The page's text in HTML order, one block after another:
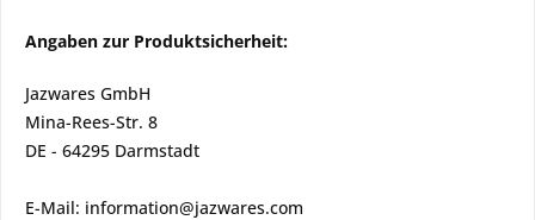
Angaben zur Produktsicherheit:
Jazwares GmbH
Mina-Rees-Str. 8
DE - 64295 Darmstadt
E-Mail: information@jazwares.com